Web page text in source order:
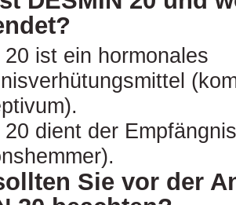
ist ein hormonales
20 dient der
Sie vor der